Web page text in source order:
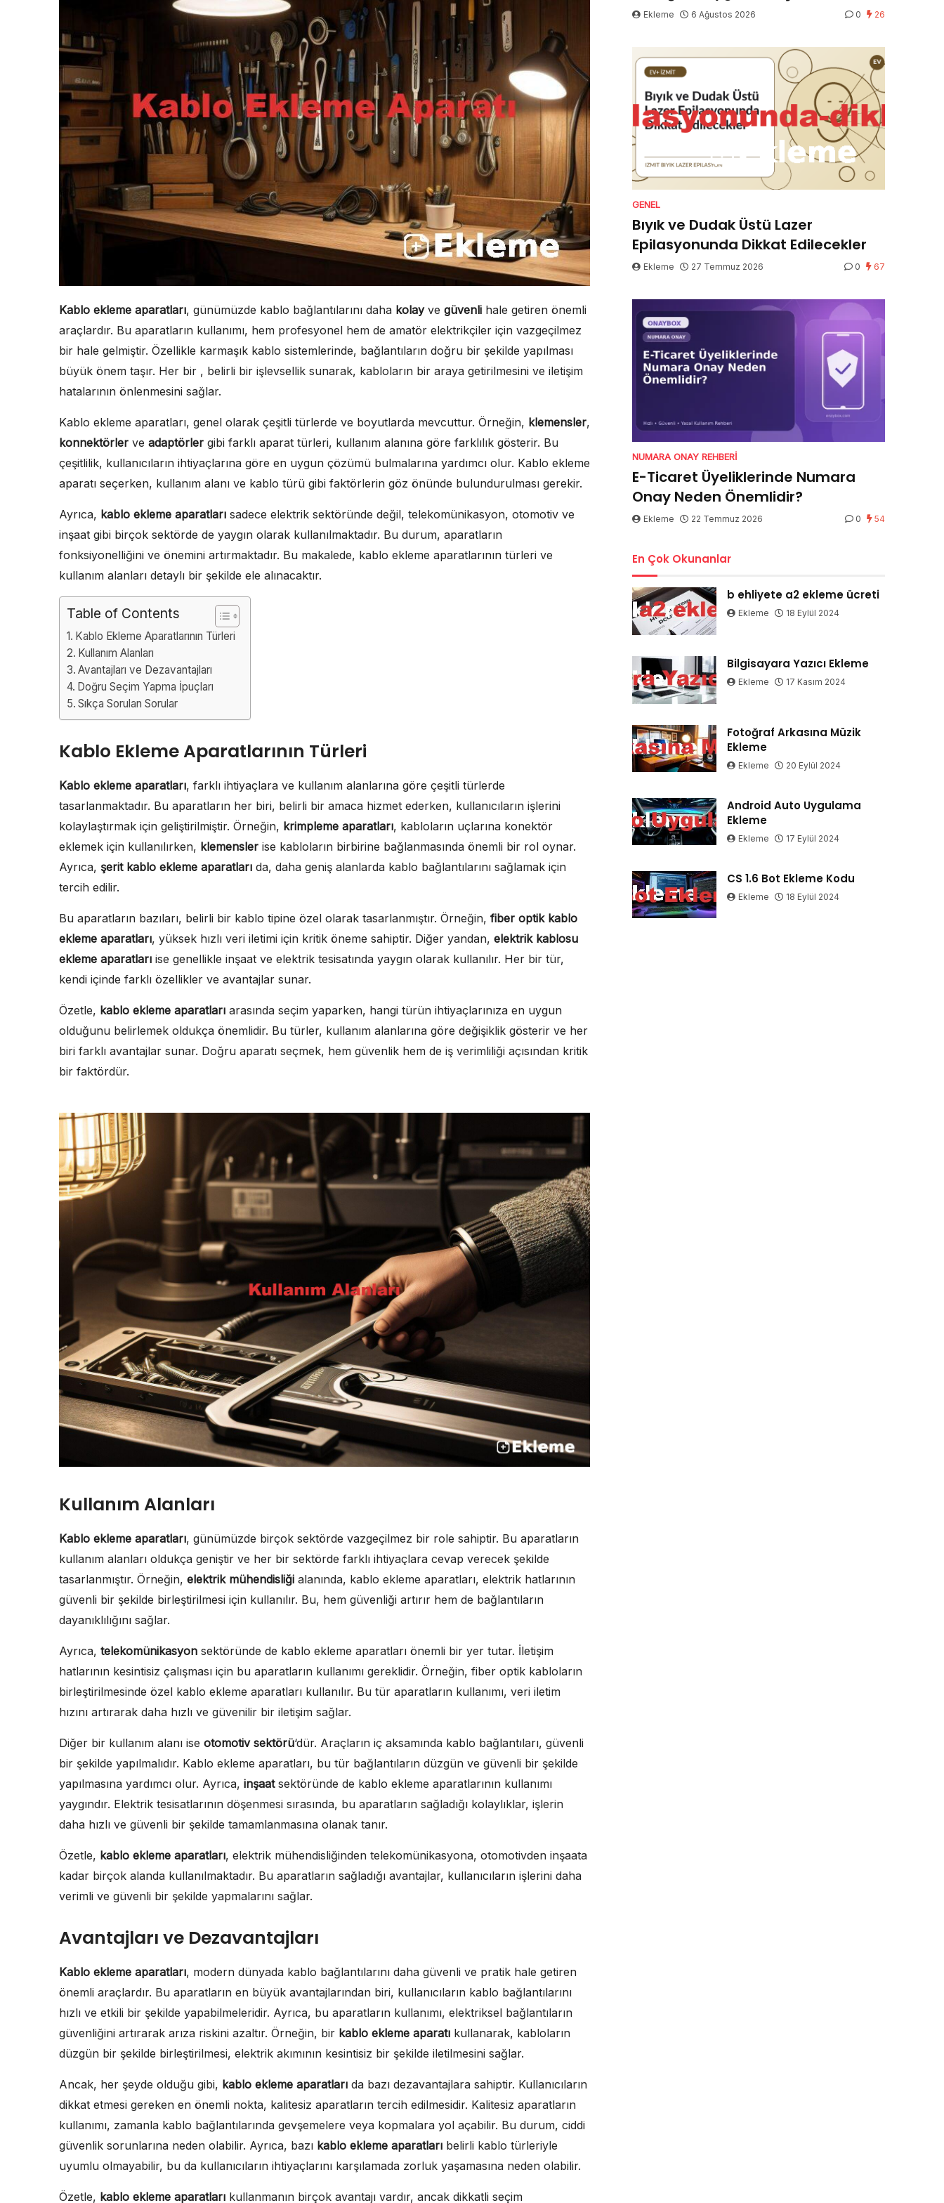
Kablo ekleme aparatları, günümüzde kablo bağlantılarını daha kolayve güvenli hale getiren önemli
araçlardır. Bu aparatların kullanımı, hem profesyonel hem de amatör elektrikçiler için vazgeçilmez
bir hale gelmiştir. Özellikle karmaşık kablo sistemlerinde, bağlantıların doğru bir şekilde yapılması
büyük önem taşır. Her bir , belirli bir işlevsellik sunarak, kabloların bir araya getirilmesini ve iletişim
hatalarının önlenmesini sağlar.
Kablo ekleme aparatları, genel olarak çeşitli türlerde ve boyutlarda mevcuttur. Örneğin, klemensler,
konnektörler ve adaptörler gibi farklı aparat türleri, kullanım alanına göre farklılık gösterir. Bu
çeşitlilik, kullanıcıların ihtiyaçlarına göre en uygun çözümü bulmalarına yardımcı olur. Kablo ekleme
aparatı seçerken, kullanım alanı ve kablo türü gibi faktörlerin göz önünde bulundurulması gerekir.
Ayrıca, kablo ekleme aparatları sadece elektrik sektöründe değil, telekomünikasyon, otomotiv ve
inşaat gibi birçok sektörde de yaygın olarak kullanılmaktadır. Bu durum, aparatların
fonksiyonelliğini ve önemini artırmaktadır. Bu makalede, kablo ekleme aparatlarının türleri ve
kullanım alanları detaylı bir şekilde ele alınacaktır.
Table of Contents
Kablo Ekleme Aparatlarının Türleri
Kullanım Alanları
Avantajları ve Dezavantajları
Doğru Seçim Yapma İpuçları
Sıkça Sorulan Sorular
Kablo Ekleme Aparatlarının Türleri
Kablo ekleme aparatları, farklı ihtiyaçlara ve kullanım alanlarına göre çeşitli türlerde
tasarlanmaktadır. Bu aparatların her biri, belirli bir amaca hizmet ederken, kullanıcıların işlerini
kolaylaştırmak için geliştirilmiştir. Örneğin, krimpleme aparatları, kabloların uçlarına konektör
eklemek için kullanılırken, klemensler ise kabloların birbirine bağlanmasında önemli bir rol oynar.
Ayrıca, şerit kablo ekleme aparatları da, daha geniş alanlarda kablo bağlantılarını sağlamak için
tercih edilir.
Bu aparatların bazıları, belirli bir kablo tipine özel olarak tasarlanmıştır. Örneğin, fiber optik kablo
ekleme aparatları, yüksek hızlı veri iletimi için kritik öneme sahiptir. Diğer yandan, elektrik kablosu
ekleme aparatları ise genellikle inşaat ve elektrik tesisatında yaygın olarak kullanılır. Her bir tür,
kendi içinde farklı özellikler ve avantajlar sunar.
Özetle, kablo ekleme aparatları arasında seçim yaparken, hangi türün ihtiyaçlarınıza en uygun
olduğunu belirlemek oldukça önemlidir. Bu türler, kullanım alanlarına göre değişiklik gösterir ve her
biri farklı avantajlar sunar. Doğru aparatı seçmek, hem güvenlik hem de iş verimliliği açısından kritik
bir faktördür.
Kullanım Alanları
Kablo ekleme aparatları, günümüzde birçok sektörde vazgeçilmez bir role sahiptir. Bu aparatların
kullanım alanları oldukça geniştir ve her bir sektörde farklı ihtiyaçlara cevap verecek şekilde
tasarlanmıştır. Örneğin, elektrik mühendisliği alanında, kablo ekleme aparatları, elektrik hatlarının
güvenli bir şekilde birleştirilmesi için kullanılır. Bu, hem güvenliği artırır hem de bağlantıların
dayanıklılığını sağlar.
Ayrıca, telekomünikasyon sektöründe de kablo ekleme aparatları önemli bir yer tutar. İletişim
hatlarının kesintisiz çalışması için bu aparatların kullanımı gereklidir. Örneğin, fiber optik kabloların
birleştirilmesinde özel kablo ekleme aparatları kullanılır. Bu tür aparatların kullanımı, veri iletim
hızını artırarak daha hızlı ve güvenilir bir iletişim sağlar.
Diğer bir kullanım alanı ise otomotiv sektörü‘dür. Araçların iç aksamında kablo bağlantıları, güvenli
bir şekilde yapılmalıdır. Kablo ekleme aparatları, bu tür bağlantıların düzgün ve güvenli bir şekilde
yapılmasına yardımcı olur. Ayrıca, inşaatsektöründe de kablo ekleme aparatlarının kullanımı
yaygındır. Elektrik tesisatlarının döşenmesi sırasında, bu aparatların sağladığı kolaylıklar, işlerin
daha hızlı ve güvenli bir şekilde tamamlanmasına olanak tanır.
Özetle, kablo ekleme aparatları, elektrik mühendisliğinden telekomünikasyona, otomotivden inşaata
kadar birçok alanda kullanılmaktadır. Bu aparatların sağladığı avantajlar, kullanıcıların işlerini daha
verimli ve güvenli bir şekilde yapmalarını sağlar.
Avantajları ve Dezavantajları
Kablo ekleme aparatları, modern dünyada kablo bağlantılarını daha güvenli ve pratik hale getiren
önemli araçlardır. Bu aparatların en büyük avantajlarından biri, kullanıcıların kablo bağlantılarını
hızlı ve etkili bir şekilde yapabilmeleridir. Ayrıca, bu aparatların kullanımı, elektriksel bağlantıların
güvenliğini artırarak arıza riskini azaltır. Örneğin, bir kablo ekleme aparatı kullanarak, kabloların
düzgün bir şekilde birleştirilmesi, elektrik akımının kesintisiz bir şekilde iletilmesini sağlar.
Ancak, her şeyde olduğu gibi, kablo ekleme aparatları da bazı dezavantajlara sahiptir. Kullanıcıların
dikkat etmesi gereken en önemli nokta, kalitesiz aparatların tercih edilmesidir. Kalitesiz aparatların
kullanımı, zamanla kablo bağlantılarında gevşemelere veya kopmalara yol açabilir. Bu durum, ciddi
güvenlik sorunlarına neden olabilir. Ayrıca, bazı kablo ekleme aparatları belirli kablo türleriyle
uyumlu olmayabilir, bu da kullanıcıların ihtiyaçlarını karşılamada zorluk yaşamasına neden olabilir.
Özetle, kablo ekleme aparatları kullanmanın birçok avantajı vardır, ancak dikkatli seçim
Ekleme 6 Ağustos 2026 0 26
GENEL
Bıyık ve Dudak Üstü Lazer
Epilasyonunda Dikkat Edilecekler
Ekleme 27 Temmuz 2026 0 67
NUMARA ONAY REHBERI
E-Ticaret Üyeliklerinde Numara
Onay Neden Önemlidir?
Ekleme 22 Temmuz 2026 0 54
En Çok Okunanlar
b ehliyete a2 ekleme ücreti
Ekleme 18 Eylül 2024
Bilgisayara Yazıcı Ekleme
Ekleme 17 Kasım 2024
Fotoğraf Arkasına Müzik
Ekleme
Ekleme 20 Eylül 2024
Android Auto Uygulama
Ekleme
Ekleme 17 Eylül 2024
CS 1.6 Bot Ekleme Kodu
Ekleme 18 Eylül 2024